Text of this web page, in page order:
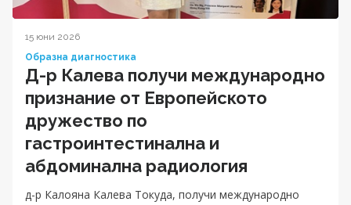
15 юни 2026
Образна диагностика
Д-р Калева получи международно
признание от Европейското
дружество по
гастроинтестинална и
абдоминална радиология
д-р Калояна Калева Токуда, получи международно